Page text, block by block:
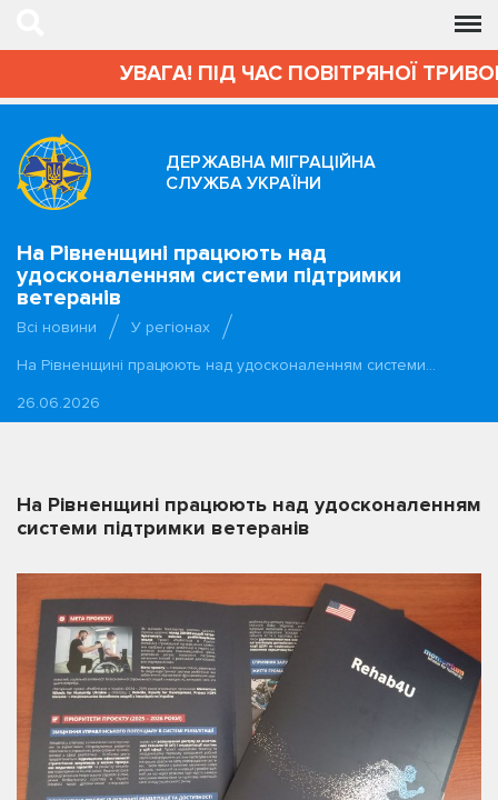
УВАГА! ПІД ЧАС ПОВІТРЯНОЇ
ДЕРЖАВНА МІГРАЦІЙНА
СЛУЖБА УКРАЇНИ
На Рівненщині працюють над
удосконаленням системи підтримки
ветеранів
Всі новини
У регіонах
На Рівненщині працюють над удосконаленням системи…
26.06.2026
На Рівненщині працюють над удосконаленням
системи підтримки ветеранів